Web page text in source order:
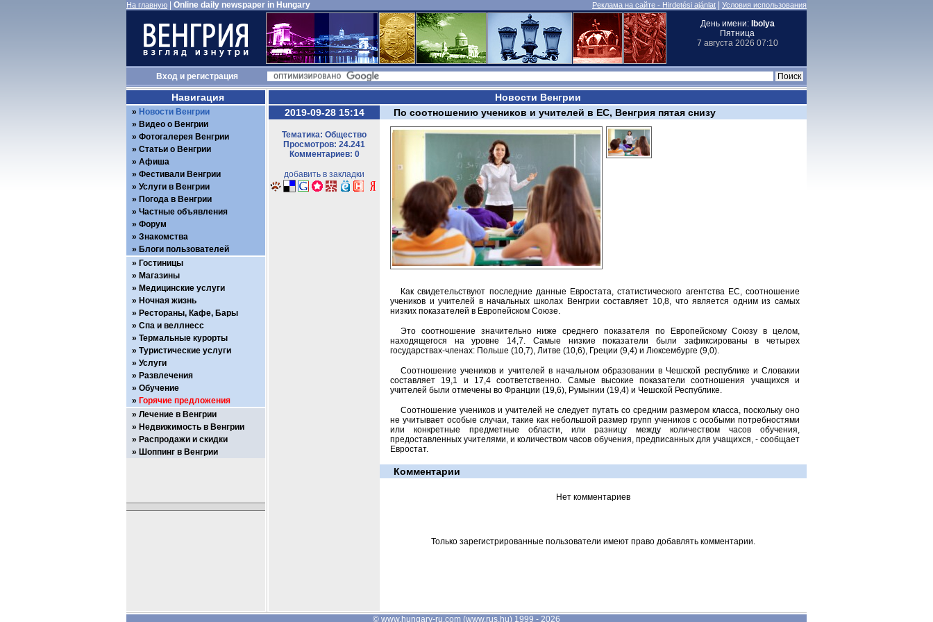
На главную Online daily newspaper in Hungary Реклама на сайте - Hirdetési ajánlat Условия использования
День имени: Ibolya
Пятница
7 августа 2026 07:10
Входи регистрация
Новости Венгрии
2019-09-28 15:14
Тематика: Общество
Просмотров: 24.241
Комментариев: 0
добавить в закладки
По соотношению учеников и учителей в ЕС, Венгрия пятая снизу
Как свидетельствуют последние данные Евростата, статистического агентства ЕС, соотношение
учеников и учителей в начальных школах Венгрии составляет 10,8, что является одним из самых
низких показателей в Европейском Союзе.
Это соотношение значительно ниже среднего показателя по Европейскому Союзу в целом,
находящегося на уровне 14,7. Самые низкие показатели были зафиксированы в четырех
государствах-членах: Польше (10,7), Литве (10,6), Греции (9,4) и Люксембурге (9,0).
Соотношение учеников и учителей в начальном образовании в Чешской республике и Словакии
составляет 19,1 и 17,4 соответственно. Самые высокие показатели соотношения учащихся и
учителей были отмечены во Франции (19,6), Румынии (19,4) и Чешской Республике.
Соотношение учеников и учителей не следует путать со средним размером класса, поскольку оно
не учитывает особые случаи, такие как небольшой размер групп учеников с особыми потребностями
или конкретные предметные области, или разницу между количеством часов обучения,
предоставленных учителями, и количеством часов обучения, предписанных для учащихся, - сообщает
Евростат.
Комментарии
Нет комментариев
Только зарегистрированные пользователи имеют право добавлять комментарии.
Навигация
Новости Венгрии
Видео о Венгрии
Фотогалерея Венгрии
Статьи о Венгрии
Афиша
Фестивали Венгрии
Услуги в Венгрии
Погода в Венгрии
Частные объявления
Форум
Знакомства
Блоги пользователей
Гостиницы
Магазины
Медицинские услуги
Ночная жизнь
Рестораны, Кафе, Бары
Спа и веллнесс
Термальные курорты
Туристические услуги
Услуги
Развлечения
Обучение
Горячие предложения
Лечение в Венгрии
Недвижимость в Венгрии
Распродажи и скидки
Шоппинг в Венгрии
© www.hungary-ru.com (www.rus.hu) 1999 - 2026